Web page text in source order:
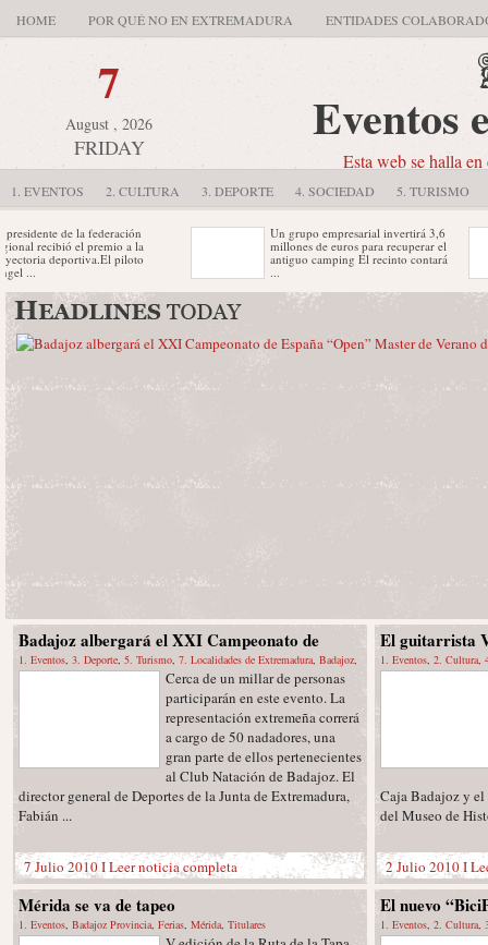
HOME POR QUÉ NO EN EXTREMADURA ENTIDADES
7
August , 2026
FRIDAY Eventos
Esta web se halla
1. EVENTOS 2. CULTURA 3. DEPORTE 4. SOCIEDAD 5. TURISMO
de la federación
recibió el premio a la
deportiva.El piloto
Un grupo empresarial invertirá 3,6
millones de euros para recuperar el
antiguo camping El recinto contará
Badajoz albergará el XXI Campeonato de
España “Open” Master de Verano de Natación
1. Eventos, 3. Deporte, 5. Turismo, 7. Localidades de Extremadura, Badajoz,
Campeonatos,Titulares
Cerca de un millar de personas
participarán en este evento. La
representación extremeña correrá
a cargo de 50 nadadores, una
gran parte de ellos pertenecientes
al Club Natación de Badajoz. El
director general de Deportes de la Junta de Extremadura,
Fabián ...
7 Julio 2010 ILeer noticia completa
El guitarrista
Conciertos en
1. Eventos, 2. Cultura,
Caja Badajoz y
del Museo de
2 Julio 2010 I
Mérida se va de tapeo
1. Eventos, Badajoz Provincia, Ferias, Mérida, Titulares
El nuevo
1. Eventos, 2. Cultura,